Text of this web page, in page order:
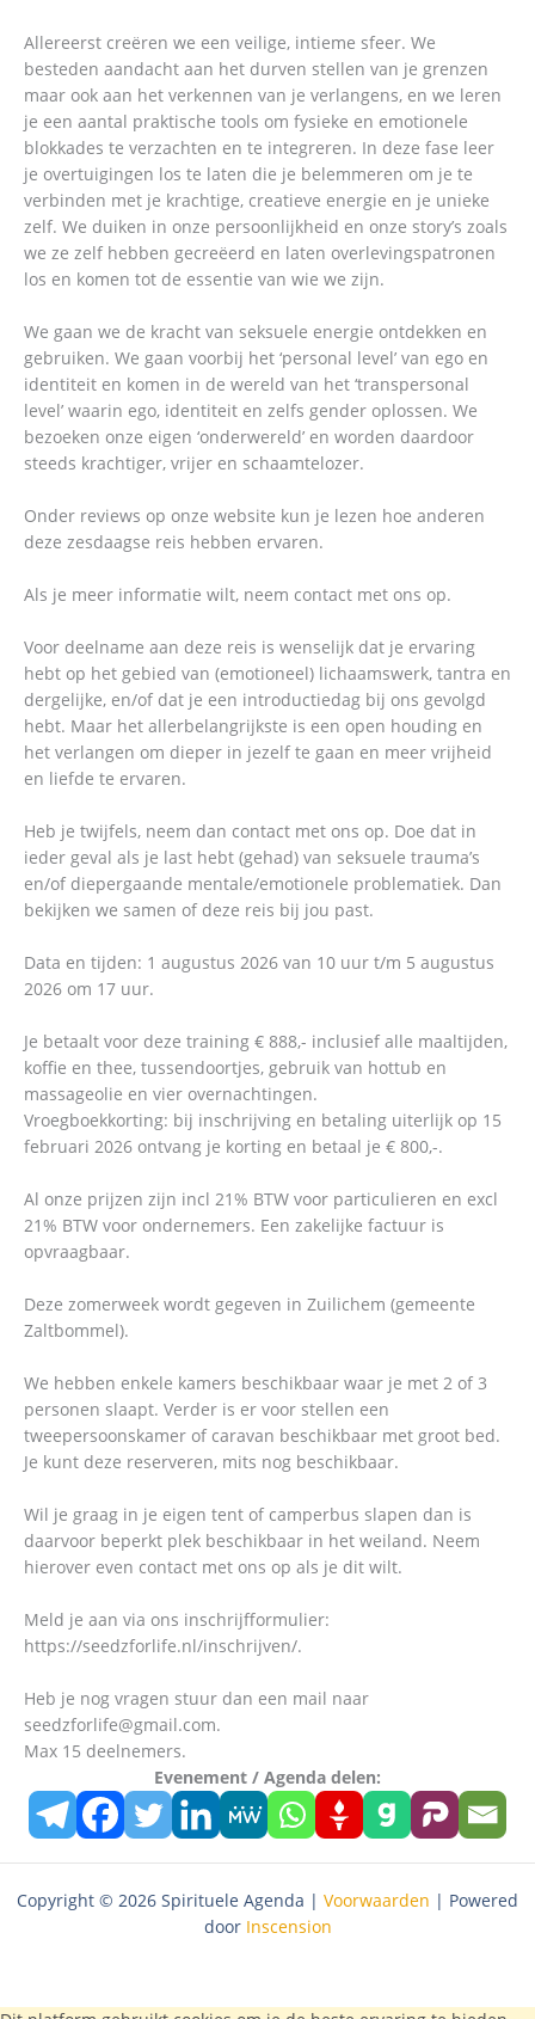
Allereerst creëren we een veilige, intieme sfeer. We
besteden aandacht aan het durven stellen van je grenzen
maar ook aan het verkennen van je verlangens, en we leren
je een aantal praktische tools om fysieke en emotionele
blokkades te verzachten en te integreren. In deze fase leer
je overtuigingen los te laten die je belemmeren om je te
verbinden met je krachtige, creatieve energie en je unieke
zelf. We duiken in onze persoonlijkheid en onze story’s zoals
we ze zelf hebben gecreëerd en laten overlevingspatronen
los en komen tot de essentie van wie we zijn.
We gaan we de kracht van seksuele energie ontdekken en
gebruiken. We gaan voorbij het ‘personal level’ van ego en
identiteit en komen in de wereld van het ‘transpersonal
level’ waarin ego, identiteit en zelfs gender oplossen. We
bezoeken onze eigen ‘onderwereld’ en worden daardoor
steeds krachtiger, vrijer en schaamtelozer.
Onder reviews op onze website kun je lezen hoe anderen
deze zesdaagse reis hebben ervaren.
Als je meer informatie wilt, neem contact met ons op.
Voor deelname aan deze reis is wenselijk dat je ervaring
hebt op het gebied van (emotioneel) lichaamswerk, tantra en
dergelijke, en/of dat je een introductiedag bij ons gevolgd
hebt. Maar het allerbelangrijkste is een open houding en
het verlangen om dieper in jezelf te gaan en meer vrijheid
en liefde te ervaren.
Heb je twijfels, neem dan contact met ons op. Doe dat in
ieder geval als je last hebt (gehad) van seksuele trauma’s
en/of diepergaande mentale/emotionele problematiek. Dan
bekijken we samen of deze reis bij jou past.
Data en tijden: 1 augustus 2026 van 10 uur t/m 5 augustus
2026 om 17 uur.
Je betaalt voor deze training € 888,- inclusief alle maaltijden,
koffie en thee, tussendoortjes, gebruik van hottub en
massageolie en vier overnachtingen.
Vroegboekkorting: bij inschrijving en betaling uiterlijk op 15
februari 2026 ontvang je korting en betaal je € 800,-.
Al onze prijzen zijn incl 21% BTW voor particulieren en excl
21% BTW voor ondernemers. Een zakelijke factuur is
opvraagbaar.
Deze zomerweek wordt gegeven in Zuilichem (gemeente
Zaltbommel).
We hebben enkele kamers beschikbaar waar je met 2 of 3
personen slaapt. Verder is er voor stellen een
tweepersoonskamer of caravan beschikbaar met groot bed.
Je kunt deze reserveren, mits nog beschikbaar.
Wil je graag in je eigen tent of camperbus slapen dan is
daarvoor beperkt plek beschikbaar in het weiland. Neem
hierover even contact met ons op als je dit wilt.
Meld je aan via ons inschrijfformulier:
https://seedzforlife.nl/inschrijven/.
Heb je nog vragen stuur dan een mail naar
seedzforlife@gmail.com.
Max 15 deelnemers.
Evenement / Agenda delen:
Copyright © 2026 Spirituele Agenda | Voorwaarden | Powered
door Inscension